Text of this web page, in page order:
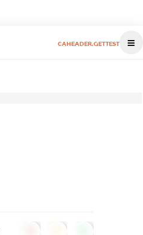
CAHEADER.GETTEST